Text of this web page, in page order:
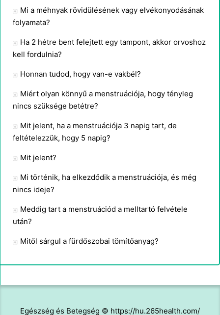
Mi a méhnyak rövidülésének vagy elvékonyodásának
folyamata?
Ha 2 hétre bent felejtett egy tampont, akkor orvoshoz
kell fordulnia?
Honnan tudod, hogy van-e vakbél?
Miért olyan könnyű a menstruációja, hogy tényleg
nincs szüksége betétre?
Mit jelent, ha a menstruációja 3 napig tart, de
feltételezzük, hogy 5 napig?
Mit jelent?
Mi történik, ha elkezdődik a menstruációja, és még
nincs ideje?
Meddig tart a menstruációd a melltartó felvétele
után?
Mitől sárgul a fürdőszobai tömítőanyag?
Egészség és Betegség © https://hu.265health.com/